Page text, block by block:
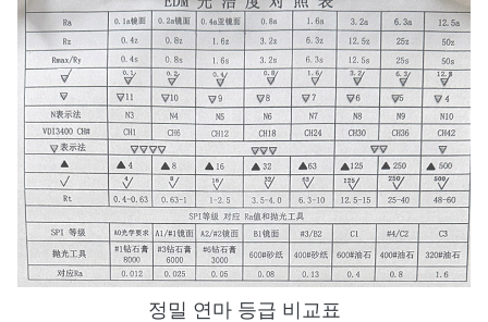
정밀 연마 등급 비교표